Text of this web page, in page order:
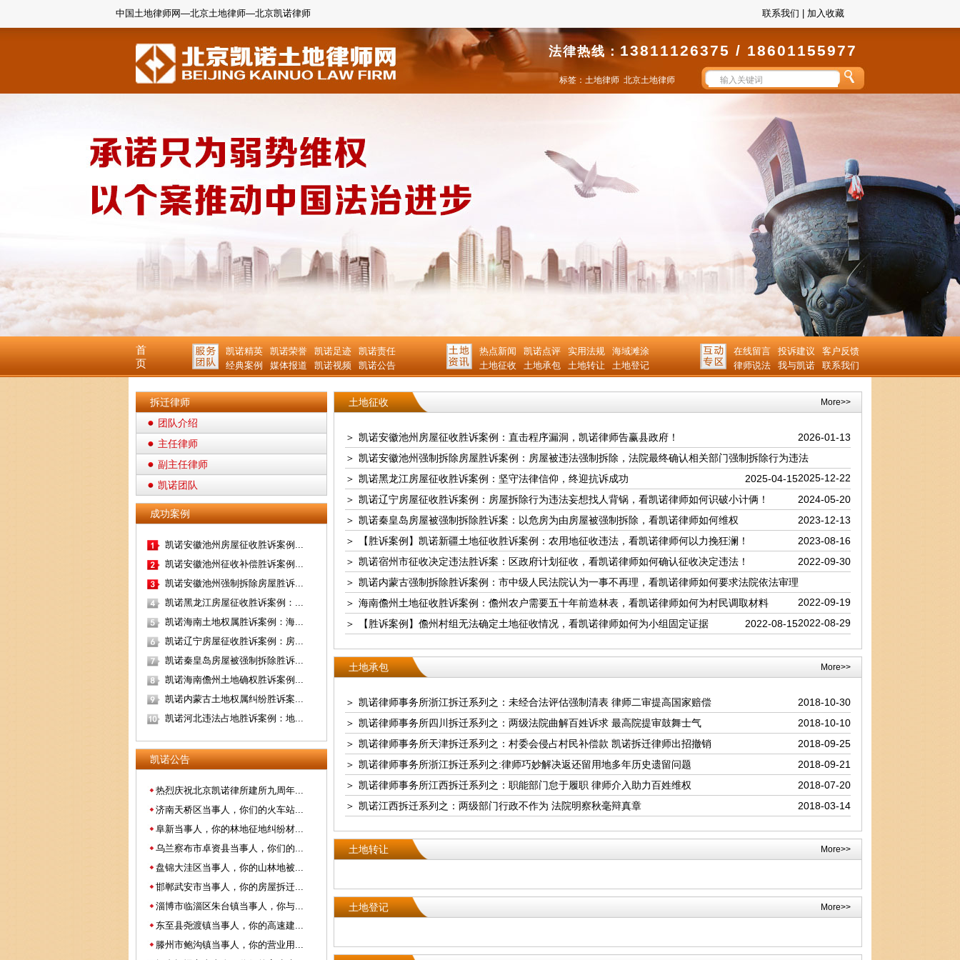
中国土地律师网—北京土地律师—北京凯诺律师 联系我们 加入收藏
法律热线：13811126375 / 18601155977
标签： 土地律师 北京土地律师
首
页
凯诺精英 凯诺荣誉 凯诺足迹
凯诺责任
经典案例
媒体报道 凯诺视频 凯诺公告
热点新闻 凯诺点评 实用法规
海域滩涂
土地征收
土地承包 土地转让 土地登记
在线留言 投诉建议
客户反馈
律师说法
我与凯诺 联系我们
拆迁律师
团队介绍
主任律师
副主任律师
凯诺团队
成功案例
凯诺安徽池州房屋征收胜诉案例...
凯诺安徽池州征收补偿胜诉案例...
凯诺安徽池州强制拆除房屋胜诉...
凯诺黑龙江房屋征收胜诉案例：...
凯诺海南土地权属胜诉案例：海...
凯诺辽宁房屋征收胜诉案例：房...
凯诺秦皇岛房屋被强制拆除胜诉...
凯诺海南儋州土地确权胜诉案例...
凯诺内蒙古土地权属纠纷胜诉案...
凯诺河北违法占地胜诉案例：地...
凯诺公告
热烈庆祝北京凯诺律所建所九周年...
济南天桥区当事人，你们的火车站...
阜新当事人，你的林地征地纠纷材...
乌兰察布市卓资县当事人，你们的...
盘锦大洼区当事人，你的山林地被...
邯郸武安市当事人，你的房屋拆迁...
淄博市临淄区朱台镇当事人，你与...
东至县尧渡镇当事人，你的高速建...
滕州市鲍沟镇当事人，你的营业用...
土地征收 More>>
＞ 凯诺安徽池州房屋征收胜诉案例：直击程序漏洞，凯诺律师告赢县政府！
2026-01-13
＞ 凯诺安徽池州强制拆除房屋胜诉案例：房屋被违法强制拆除，法院最终确认相关部门强制拆除行为违法
2025-12-22
＞ 凯诺黑龙江房屋征收胜诉案例：坚守法律信仰，终迎抗诉成功
2025-04-15
＞ 凯诺辽宁房屋征收胜诉案例：房屋拆除行为违法妄想找人背锅，看凯诺律师如何识破小计俩！
2024-05-20
＞ 凯诺秦皇岛房屋被强制拆除胜诉案：以危房为由房屋被强制拆除，看凯诺律师如何维权
2023-12-13
＞
【胜诉案例】凯诺新疆土地征收胜诉案例：农用地征收违法，看凯诺律师何以力挽狂澜！
2023-08-16
＞ 凯诺宿州市征收决定违法胜诉案：区政府计划征收，看凯诺律师如何确认征收决定违法！
2022-09-30
＞ 凯诺内蒙古强制拆除胜诉案例：市中级人民法院认为一事不再理，看凯诺律师如何要求法院依法审理
2022-09-19
＞ 海南儋州土地征收胜诉案例：儋州农户需要五十年前造林表，看凯诺律师如何为村民调取材料
2022-08-29
＞ 【胜诉案例】儋州村组无法确定土地征收情况，看凯诺律师如何为小组固定证据 2022-08-15
土地承包 More>>
＞ 凯诺律师事务所浙江拆迁系列之：未经合法评估强制清表 律师二审提高国家赔偿
2018-10-30
＞ 凯诺律师事务所四川拆迁系列之：两级法院曲解百姓诉求 最高院提审鼓舞士气
2018-10-10
＞ 凯诺律师事务所天津拆迁系列之：村委会侵占村民补偿款 凯诺拆迁律师出招撤销
2018-09-25
＞ 凯诺律师事务所浙江拆迁系列之:律师巧妙解决返还留用地多年历史遗留问题
2018-09-21
＞ 凯诺律师事务所江西拆迁系列之：职能部门怠于履职 律师介入助力百姓维权
2018-07-20
＞ 凯诺江西拆迁系列之：两级部门行政不作为 法院明察秋毫辩真章 2018-03-14
土地转让 More>>
土地登记 More>>